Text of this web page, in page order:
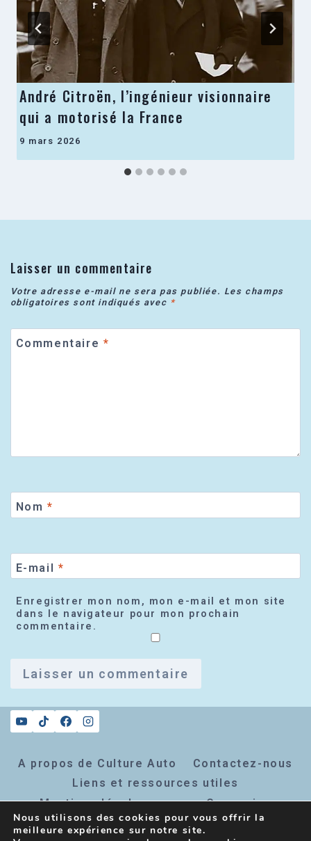
André Citroën, l’ingénieur visionnaire
qui a motorisé la France
9 mars 2026
Laisser un commentaire
Votre adresse e-mail ne sera pas publiée. Les champs
obligatoires sont indiqués avec *
Commentaire *
Nom *
E-mail *
Enregistrer mon nom, mon e-mail et mon site
dans le navigateur pour mon prochain
commentaire.
A propos de Culture Auto
Contactez-nous
Liens et ressources utiles
Mentions légales
Connexion
Inscription newsletter
Nous utilisons des cookies pour vous offrir la
meilleure expérience sur notre site.